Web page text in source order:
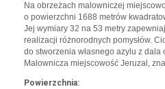
Na obrzeżach malowniczej
o powierzchni 1688 metrów
Jej wymiary 32 na 53 metry
realizacji różnorodnych pomysłów.
do stworzenia własnego azylu z dala
Malownicza miejscowość Jeruzal,
Powierzchnia: